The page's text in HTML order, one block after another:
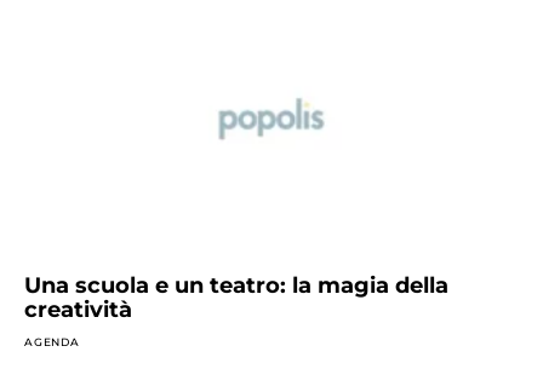
Una scuola e un teatro: la magia della
creatività
AGENDA